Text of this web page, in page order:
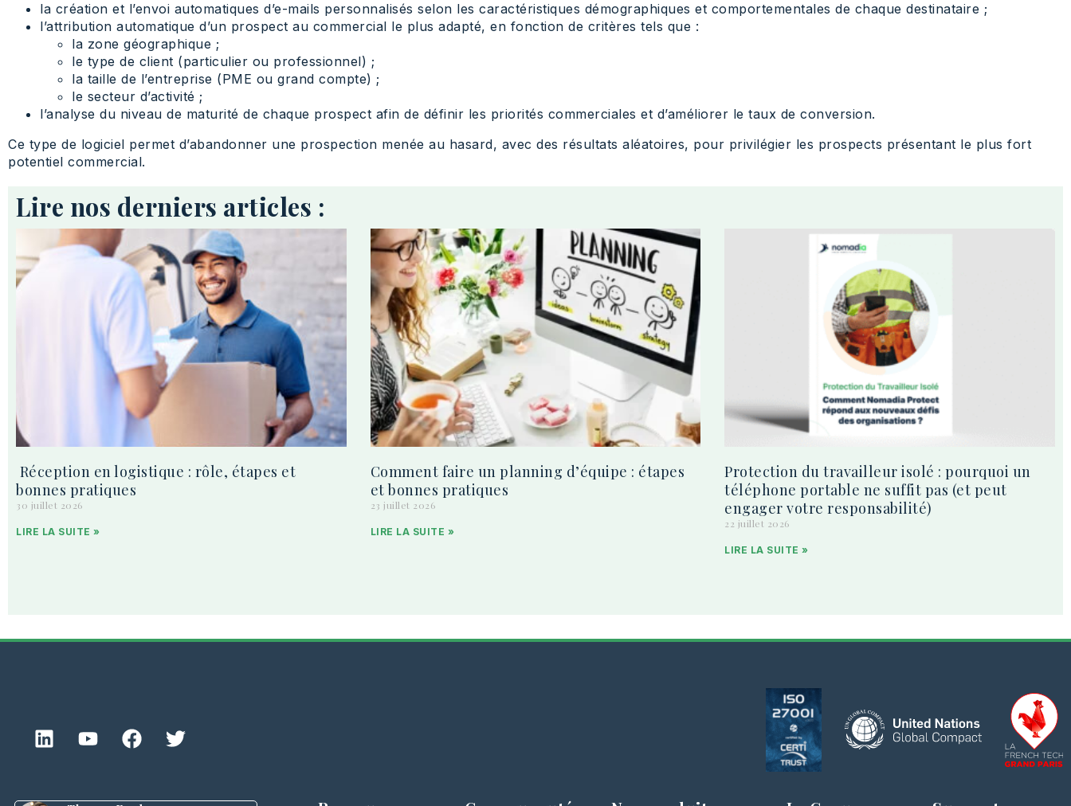
la création et l’envoi automatiques d’e-mails personnalisés selon les caractéristiques démographiques et comportementales de chaque destinataire ;
l’attribution automatique d’un prospect au commercial le plus adapté, en fonction de critères tels que :
la zone géographique ;
le type de client (particulier ou professionnel) ;
la taille de l’entreprise (PME ou grand compte) ;
le secteur d’activité ;
l’analyse du niveau de maturité de chaque prospect afin de définir les priorités commerciales et d’améliorer le taux de conversion.
Ce type de logiciel permet d’abandonner une prospection menée au hasard, avec des résultats aléatoires, pour privilégier les prospects présentant le plus fort
potentiel commercial.
Lire nos derniers articles :
Réception en logistique : rôle, étapes et
bonnes pratiques
30 juillet 2026
LIRE LA SUITE »
Comment faire un planning d’équipe : étapes
et bonnes pratiques
23 juillet 2026
LIRE LA SUITE »
Protection du travailleur isolé : pourquoi un
téléphone portable ne suffit pas (et peut
engager votre responsabilité)
22 juillet 2026
LIRE LA SUITE »